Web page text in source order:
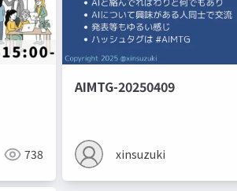
738
AIMTG-20250409
xinsuzuki